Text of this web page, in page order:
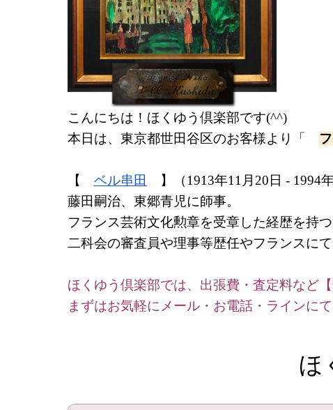
こんにちは！ほくゆう倶楽部です(^^)
本日は、東京都世田谷区のお客様より「
【 ベル串田
】（1913年11月20日 - 1994年
藤田嗣治、東郷青児に師事。
フランス芸術文化勲章を受章した経歴を持
二科会の審査員や理事等歴任やフランスに
ほくゆう倶楽部では、出張費・査定料など
まずはお気軽にメール・お電話・ラインに
ほ